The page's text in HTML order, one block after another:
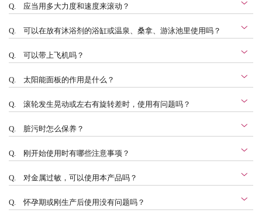
Q. 应当用多大力度和速度来滚动？
Q. 可以在放有沐浴剂的浴缸或温泉、桑拿、游泳池里使用吗？
Q. 可以带上飞机吗？
Q. 太阳能面板的作用是什么？
Q. 滚轮发生晃动或左右有旋转差时，使用有问题吗？
Q. 脏污时怎么保养？
Q. 刚开始使用时有哪些注意事项？
Q. 对金属过敏，可以使用本产品吗？
Q. 怀孕期或刚生产后使用没有问题吗？